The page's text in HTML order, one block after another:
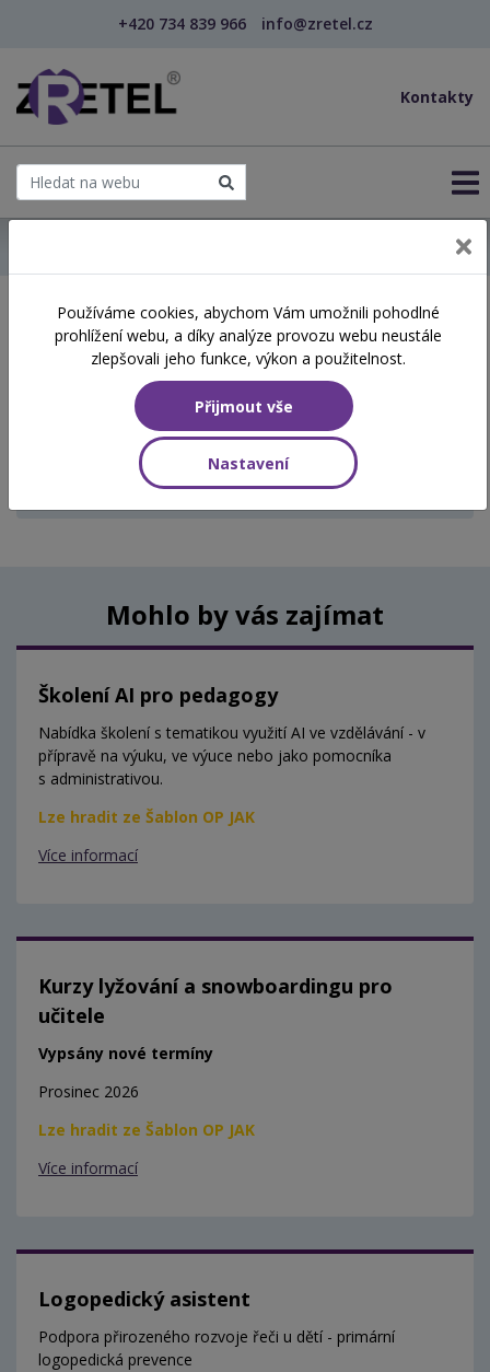
+420 734 839 966 info@zretel.cz
Kontakty
Školení začínající 29. 04.
2026
Aktuálně vypsané termíny
Aktuálně nejsou vypsány žádné termíny.
Mohlo by vás zajímat
Školení AI pro pedagogy
Nabídka školení s tematikou využití AI ve vzdělávání - v
přípravě na výuku, ve výuce nebo jako pomocníka
s administrativou.
Lze hradit ze Šablon OP JAK
Více informací
Kurzy lyžování a snowboardingu pro
učitele
Vypsány nové termíny
Prosinec 2026
Lze hradit ze Šablon OP JAK
Více informací
Logopedický asistent
Podpora přirozeného rozvoje řeči u dětí - primární
logopedická prevence
Používáme cookies, abychom Vám umožnili pohodlné
prohlížení webu, a díky analýze provozu webu neustále
zlepšovali jeho funkce, výkon a použitelnost.
Přijmout vše
Nastavení